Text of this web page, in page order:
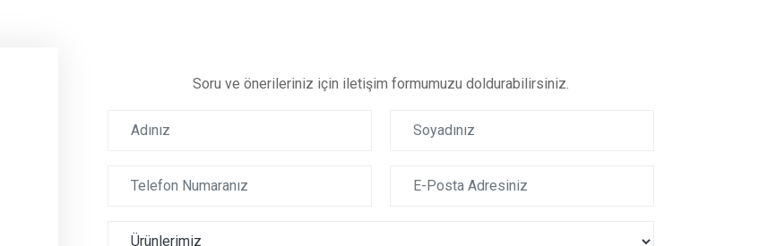
Soru ve önerileriniz için iletişim formumuzu doldurabilirsiniz.